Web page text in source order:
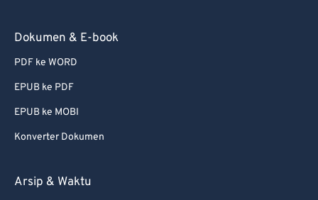
Dokumen & E-book
PDF ke WORD
EPUB ke PDF
EPUB ke MOBI
Konverter Dokumen
Arsip & Waktu